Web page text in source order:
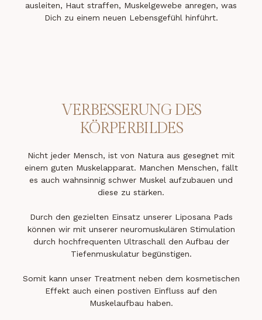
ausleiten, Haut straffen, Muskelgewebe anregen, was
Dich zu einem neuen Lebensgefühl hinführt.
VERBESSERUNG DES
KÖRPERBILDES
Nicht jeder Mensch, ist von Natura aus gesegnet mit
einem guten Muskelapparat. Manchen Menschen, fällt
es auch wahnsinnig schwer Muskel aufzubauen und
diese zu stärken.
Durch den gezielten Einsatz unserer Liposana Pads
können wir mit unserer neuromuskulären Stimulation
durch hochfrequenten Ultraschall den Aufbau der
Tiefenmuskulatur begünstigen.
Somit kann unser Treatment neben dem kosmetischen
Effekt auch einen postiven Einfluss auf den
Muskelaufbau haben.